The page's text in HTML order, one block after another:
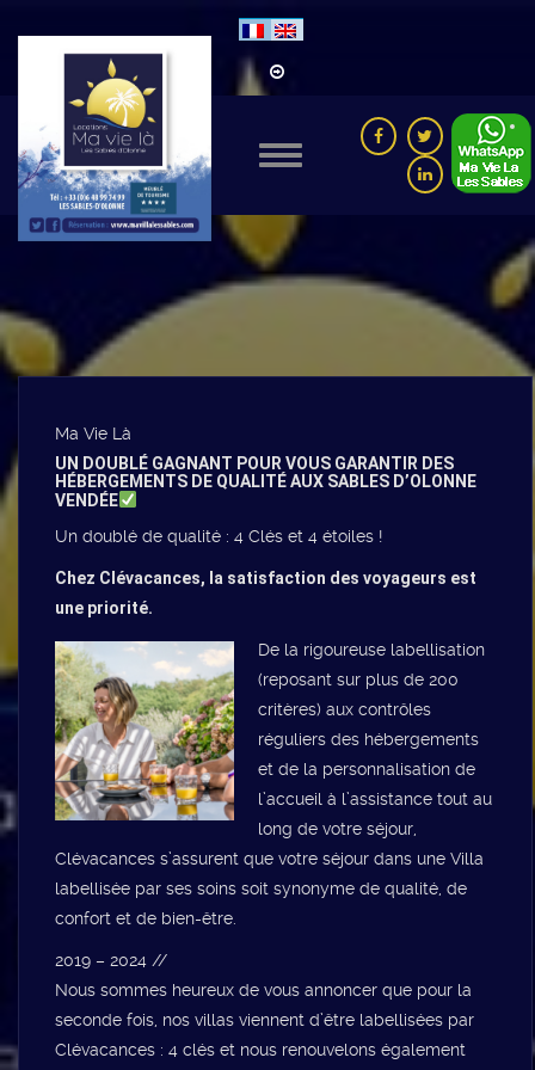
Ma Vie Là
UN DOUBLÉ GAGNANT POUR VOUS GARANTIR DES
HÉBERGEMENTS DE QUALITÉ AUX SABLES D’OLONNE
VENDÉE
Un doublé de qualité : 4 Clés et 4 étoiles !
Chez Clévacances, la satisfaction des voyageurs est
une priorité.
De la rigoureuse labellisation
(reposant sur plus de 200
critères) aux contrôles
réguliers des hébergements
et de la personnalisation de
l’accueil à l’assistance tout au
long de votre séjour,
Clévacances s’assurent que votre séjour dans une Villa
labellisée par ses soins soit synonyme de qualité, de
confort et de bien-être.
2019 – 2024 //
Nous sommes heureux de vous annoncer que pour la
seconde fois, nos villas viennent d’être labellisées par
Clévacances : 4 clés et nous renouvelons également